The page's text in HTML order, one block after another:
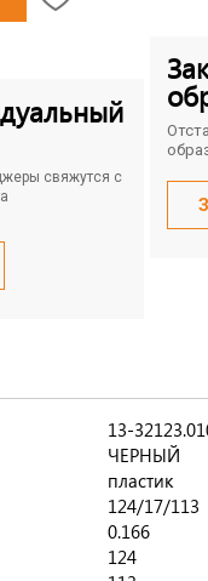
свяжутся с
13-
ЧЕРНЫЙ
пластик
124/17/113
0.166
124